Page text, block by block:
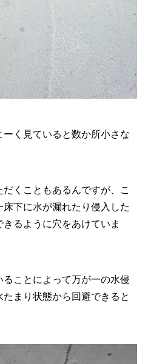
く見ていると数か所小さな
くこともあるんですが、こ
下に水が漏れたり侵入した
るように穴をあけていま
ことによって万が一の水侵
まり状態から回避できると